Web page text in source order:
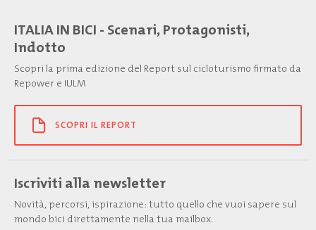
ITALIA IN BICI - Scenari, Protagonisti,
Indotto
Scopri la prima edizione del Report sul cicloturismo firmato da
Repower e IULM
SCOPRI IL REPORT
Iscriviti alla newsletter
Novità, percorsi, ispirazione: tutto quello che vuoi sapere sul
mondo bici direttamente nella tua mailbox.